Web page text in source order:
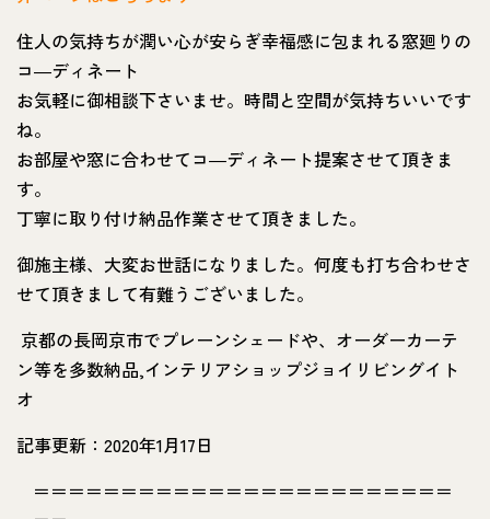
住人の気持ちが潤い心が安らぎ幸福感に包まれる窓廻りの
コ―ディネート
お気軽に御相談下さいませ。時間と空間が気持ちいいです
ね。
お部屋や窓に合わせてコ―ディネート提案させて頂きま
す。
丁寧に取り付け納品作業させて頂きました。
御施主様、大変お世話になりました。何度も打ち合わせさ
せて頂きまして有難うございました。
京都の長岡京市でプレーンシェードや、オーダーカーテ
ン等を多数納品,インテリアショップジョイリビングイト
オ
記事更新：2020年1月17日
＝＝＝＝＝＝＝＝＝＝＝＝＝＝＝＝＝＝＝＝＝＝＝＝